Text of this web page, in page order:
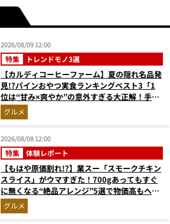
2026/08/09 12:00
特集 トレンドモノ3選
【カルディコーヒーファーム】夏の隠れ名品発
見!?パインおやつ実食ランキングベスト3「1
位は“甘み×爽やか”の意外すぎる大正解！手が
止まらない『かりんとう』」
グルメ
2026/08/08 12:00
特集 体験レポート
【もはや原価割れ!?】業スー「スモークチキン
スライス」がウマすぎた！700gあってもすぐ
に無くなる“絶品アレンジ”5選で物価高もへっ
ちゃら
グルメ